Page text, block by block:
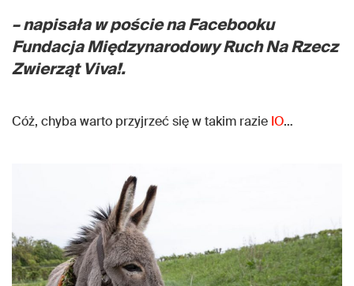
– napisała w poście na Facebooku
Fundacja Międzynarodowy Ruch Na Rzecz
Zwierząt Viva!.
Cóż, chyba warto przyjrzeć się w takim razie IO…